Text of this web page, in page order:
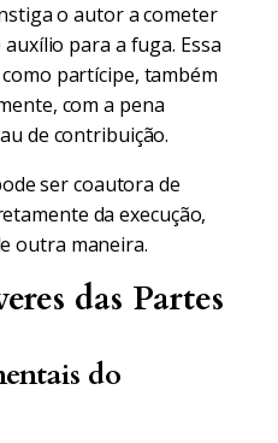
o autor a cometer
para a fuga. Essa
partícipe, também
com a pena
de contribuição.
ser coautora de
da execução,
outra maneira.
das Partes
do